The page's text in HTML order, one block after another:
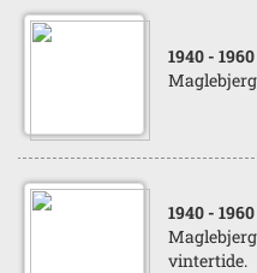
1940 - 1960
1940 - 1960
vintertide.